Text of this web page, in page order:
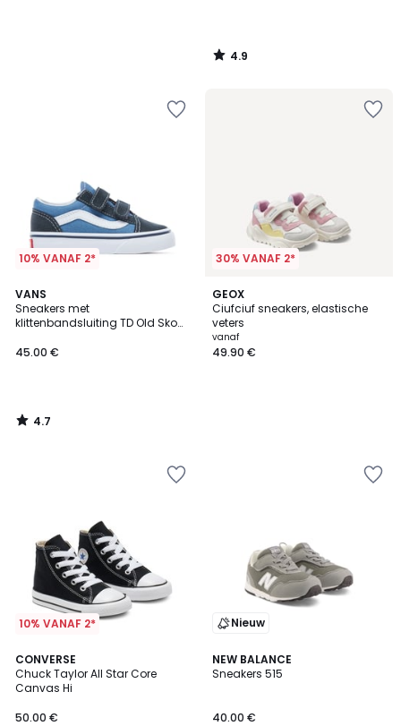
4.9
/
10% VANAF 2*
VANS
Sneakers met
klittenbandsluiting TD Old Skool
45.00 €
4.7
/ 5
4.7
/
30% VANAF 2*
GEOX
Ciufciuf sneakers, elastische
veters
vanaf
49.90 €
10% VANAF 2*
CONVERSE
Chuck Taylor All Star Core
Canvas Hi
50.00 €
4.6
/ 5
Nieuw
NEW BALANCE
Sneakers 515
40.00 €